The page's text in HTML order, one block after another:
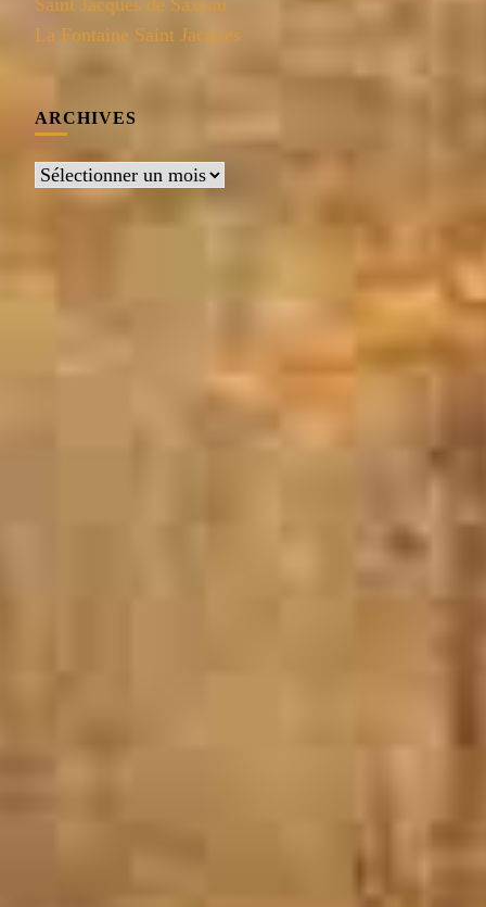
Saint Jacques de Saxeau
La Fontaine Saint Jacques
ARCHIVES
Archives